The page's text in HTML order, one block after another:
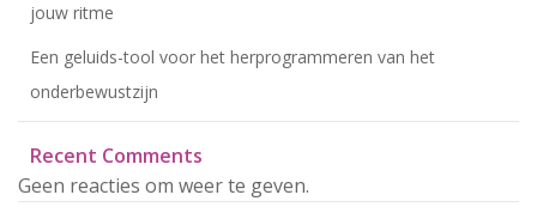
jouw ritme
Een geluids-tool voor het herprogrammeren van het
onderbewustzijn
Recent Comments
Geen reacties om weer te geven.